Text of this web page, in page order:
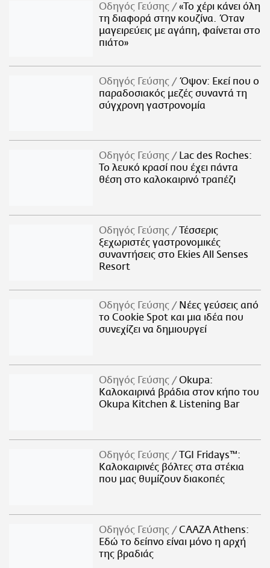
Οδηγός Γεύσης
«Το χέρι κάνει όλη
τη διαφορά στην κουζίνα. Όταν
μαγειρεύεις με αγάπη, φαίνεται στο
πιάτο»
Οδηγός Γεύσης
Όψον: Εκεί που ο
παραδοσιακός μεζές συναντά τη
σύγχρονη γαστρονομία
Οδηγός Γεύσης
Lac des Roches:
Το λευκό κρασί που έχει πάντα
θέση στο καλοκαιρινό τραπέζι
Οδηγός Γεύσης
Τέσσερις
ξεχωριστές γαστρονομικές
συναντήσεις στο Ekies All Senses
Resort
Οδηγός Γεύσης
Νέες γεύσεις από
το Cookie Spot και μια ιδέα που
συνεχίζει να δημιουργεί
Οδηγός Γεύσης
Okupa:
Καλοκαιρινά βράδια στον κήπο του
Okupa Kitchen & Listening Bar
Οδηγός Γεύσης
TGI Fridays™:
Kαλοκαιρινές βόλτες στα στέκια
που μας θυμίζουν διακοπές
Οδηγός Γεύσης
CAAZA Athens:
Εδώ το δείπνο είναι μόνο η αρχή
της βραδιάς